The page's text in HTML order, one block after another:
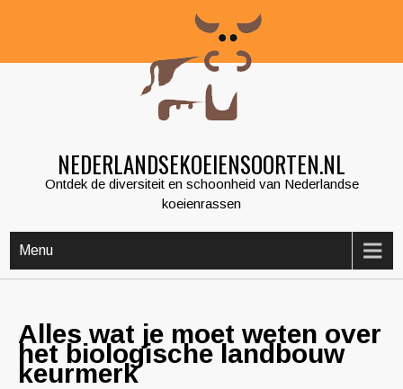
NEDERLANDSEKOEIENSOORTEN.NL
Ontdek de diversiteit en schoonheid van Nederlandse
koeienrassen
Menu
Alles wat je moet weten over
het biologische landbouw
keurmerk